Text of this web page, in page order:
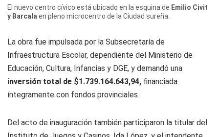
El nuevo centro cívico está ubicado en la esquina de Emilio Civit
y Barcala en pleno microcentro de la Ciudad sureña.
La obra fue impulsada por la Subsecretaría de
Infraestructura Escolar, dependiente del Ministerio de
Educación, Cultura, Infancias y DGE, y demandó una
inversión total de $1.739.164.643,94, financiada
íntegramente con fondos provinciales.
Del acto de inauguración también participaron la titular del